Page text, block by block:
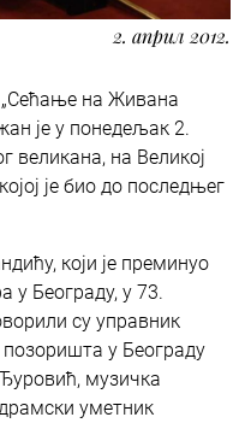
2. април 2012.
на Живана
је у понедељак 2.
великана, на Великој
је био до последњег
који је преминуо
у Београду, у 73.
су управник
у Београду
музичка
уметник